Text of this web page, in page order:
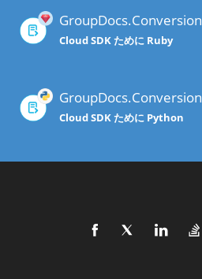
GroupDocs.Conversion
Cloud SDK ために Ruby
GroupDocs.Conversion
Cloud SDK ために Python